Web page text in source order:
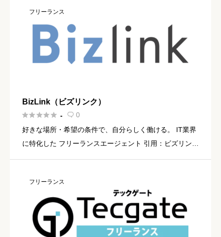
フリーランス
BizLink（ビズリンク）
 -  0
好きな場所・希望の条件で、自分らしく働ける。 IT業界
に特化した フリーランスエージェント 引用：ビズリンク
フリーランス